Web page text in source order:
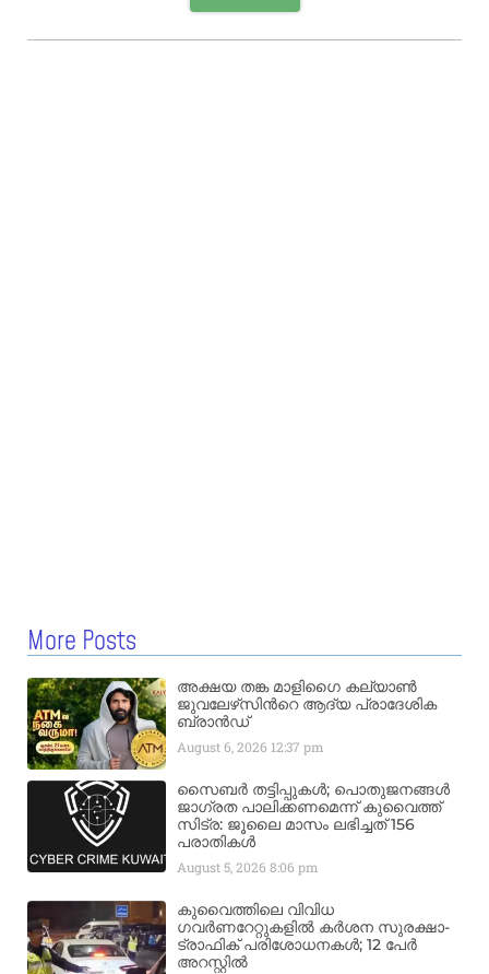
More Posts
അക്ഷയ തങ്ക മാളിഗൈ കല്യാണ്‍
ജുവലേഴ്‌സിന്‍റെ ആദ്യ പ്രാദേശിക
ബ്രാന്‍ഡ്
August 6, 2026 12:37 pm
സൈബർ തട്ടിപ്പുകൾ; പൊതുജനങ്ങൾ
ജാഗ്രത പാലിക്കണമെന്ന് കുവൈത്ത്
സിട്ര: ജൂലൈ മാസം ലഭിച്ചത് 156
പരാതികൾ
August 5, 20268:06 pm
കുവൈത്തിലെ വിവിധ
ഗവർണറേറ്റുകളിൽ കർശന സുരക്ഷാ-
ട്രാഫിക് പരിശോധനകൾ; 12 പേർ
അറസ്റ്റിൽ